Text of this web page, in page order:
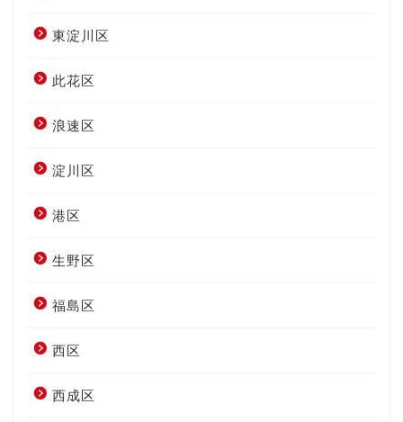
東淀川区
此花区
浪速区
淀川区
港区
生野区
福島区
西区
西成区